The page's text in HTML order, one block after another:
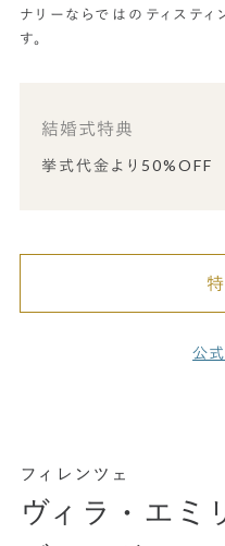
ナリーならではのティステ
す。
結婚式特典
挙式代金より50%OFF
公
フィレンツェ
ヴィラ・エミ